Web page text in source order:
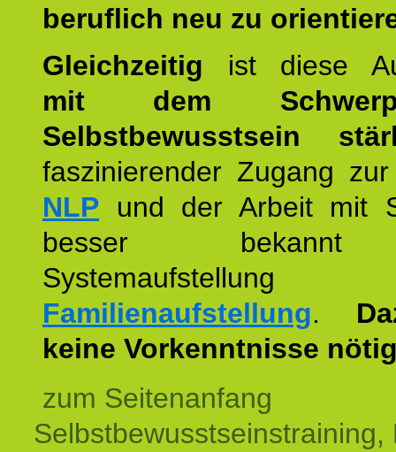
beruflich neu zu
Gleichzeitig ist diese
mit dem
Selbstbewusstsein
faszinierender Zugang
NLP und der Arbeit mit
besser
Familienaufstellung.
keine Vorkenntnisse
zum Seitenanfang
Selbstbewusstseinstraining,